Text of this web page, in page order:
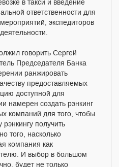
в такси и введение
ответственности для
экспедиторов
говорить Сергей
Председателя Банка
ранжировать
предоставляемых
доступной для
намерен создать рэнкинг
компаний для того, чтобы
получить
того, насколько
компания как
И выбор в большом
будет не только